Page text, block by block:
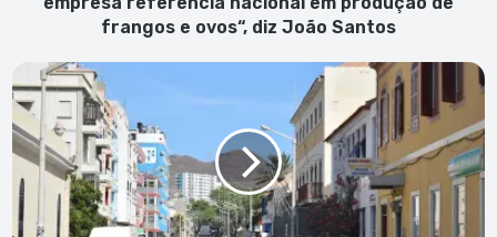
frangos
e
ovos“,
diz
João
Santos
frangos e ovos“, diz João Santos
Dados
definitivos
confirmam
redução
da
população
de